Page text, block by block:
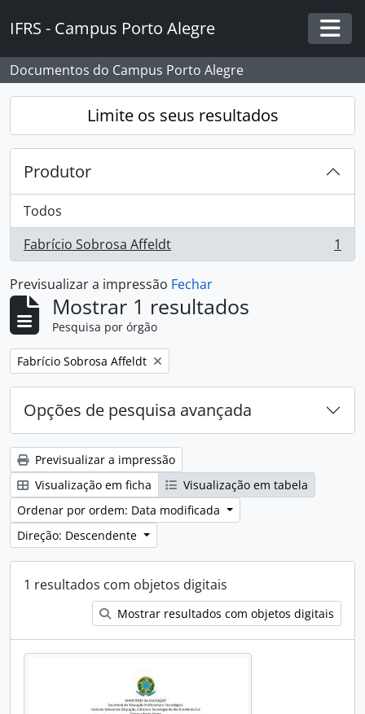
IFRS - Campus Porto Alegre
Documentos do Campus Porto Alegre
Limite os seus resultados
Produtor
Todos
Fabrício Sobrosa Affeldt
, 1 resultados 1
Previsualizar a impressão Fechar
Mostrar 1 resultados
Pesquisa por órgão
Remover filtro:
Fabrício Sobrosa Affeldt
Opções de pesquisa avançada
Previsualizar a impressão
Visualização em ficha
Visualização em tabela
Ordenar por ordem: Data modificada
Direção: Descendente
1 resultados com objetos digitais
Mostrar resultados com objetos digitais